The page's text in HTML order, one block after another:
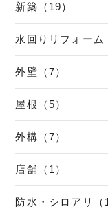
新築（19）
水回りリフォーム
外壁（7）
屋根（5）
外構（7）
店舗（1）
防水・シロアリ（1